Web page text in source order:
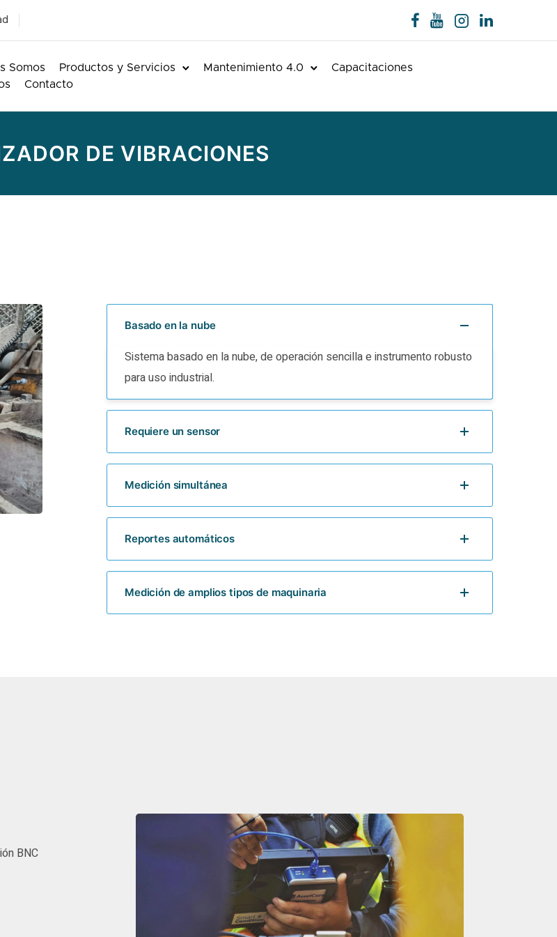
Somos Productos y Servicios Mantenimiento 4.0
Capacitaciones
Contacto
DE VIBRACIONES
Basado en la nube
Sistema basado en la nube, de operación sencilla e instrumento robusto
para uso industrial.
Requiere un sensor
Medición simultánea
Reportes automáticos
Medición de amplios tipos de maquinaria
BNC